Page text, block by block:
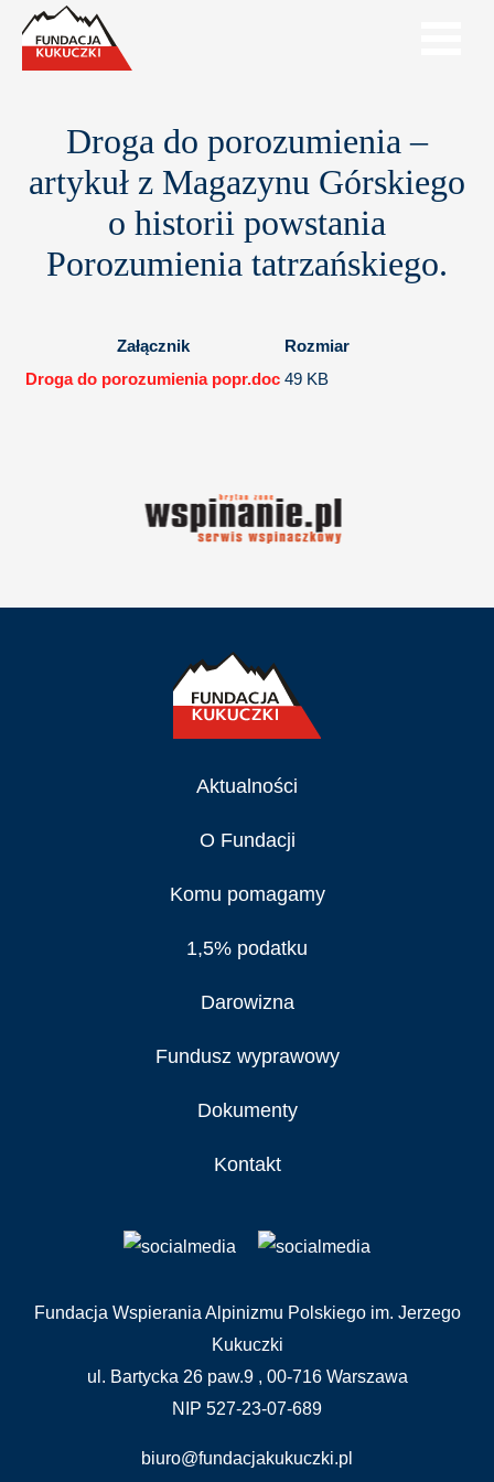
Droga do porozumienia –
artykuł z Magazynu Górskiego
o historii powstania
Porozumienia tatrzańskiego.
Załącznik
Rozmiar
Droga do porozumienia popr.doc 49 KB
Aktualności
O Fundacji
Komu pomagamy
1,5% podatku
Darowizna
Fundusz wyprawowy
Dokumenty
Kontakt
Fundacja Wspierania Alpinizmu Polskiego im. Jerzego
Kukuczki
ul. Bartycka 26 paw.9 , 00-716 Warszawa
NIP 527-23-07-689
biuro@fundacjakukuczki.pl